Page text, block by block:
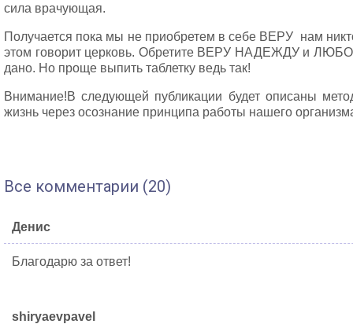
сила врачующая.
Получается пока мы не приобретем в себе ВЕРУ нам
этом говорит церковь. Обретите ВЕРУ НАДЕЖДУ и
дано. Но проще выпить таблетку ведь так!
Внимание!В следующей публикации будет описаны
жизнь через осознание принципа работы нашего
Все комментарии (20)
Денис
Благодарю за ответ!
shiryaevpavel